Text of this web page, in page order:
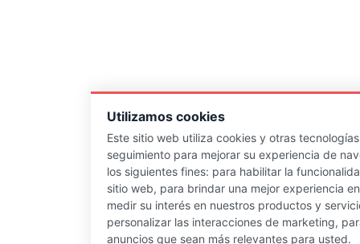
Utilizamos cookies
Este sitio web utiliza cookies y otras
seguimiento para mejorar su experiencia de
los siguientes fines: para habilitar la
sitio web, para brindar una mejor experiencia
medir su interés en nuestros productos y
personalizar las interacciones de marketing,
anuncios que sean más relevantes para usted.